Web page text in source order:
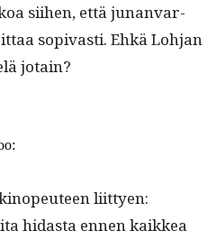
siihen, että junan­var­
sopi­vasti. Ehkä Loh­jan
jotain?
liit­tyen:
hidas­ta ennen kaikkea